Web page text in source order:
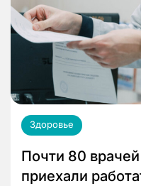
Здоровье
Почти 80
приехали